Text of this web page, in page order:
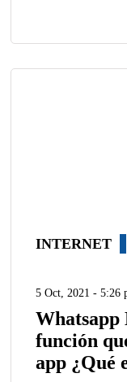
INTERNET
5 Oct, 2021 - 5:26
Whatsapp
función
app ¿Qué